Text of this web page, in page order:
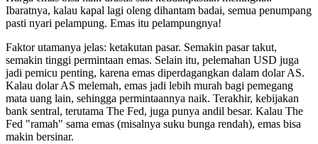
Ibaratnya, kalau kapal lagi oleng dihantam badai, semua penumpang
pasti nyari pelampung. Emas itu pelampungnya!
Faktor utamanya jelas: ketakutan pasar. Semakin pasar takut,
semakin tinggi permintaan emas. Selain itu, pelemahan USD juga
jadi pemicu penting, karena emas diperdagangkan dalam dolar AS.
Kalau dolar AS melemah, emas jadi lebih murah bagi pemegang
mata uang lain, sehingga permintaannya naik. Terakhir, kebijakan
bank sentral, terutama The Fed, juga punya andil besar. Kalau The
Fed "ramah" sama emas (misalnya suku bunga rendah), emas bisa
makin bersinar.